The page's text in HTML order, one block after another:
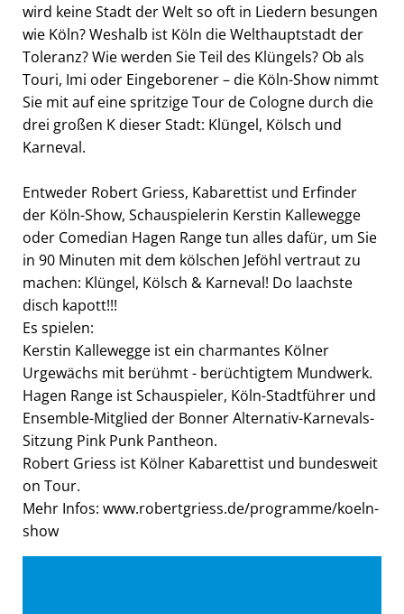
wird keine Stadt der Welt so oft in Liedern besungen
wie Köln? Weshalb ist Köln die Welthauptstadt der
Toleranz? Wie werden Sie Teil des Klüngels? Ob als
Touri, Imi oder Eingeborener – die Köln-Show nimmt
Sie mit auf eine spritzige Tour de Cologne durch die
drei großen K dieser Stadt: Klüngel, Kölsch und
Karneval.
Entweder Robert Griess, Kabarettist und Erfinder
der Köln-Show, Schauspielerin Kerstin Kallewegge
oder Comedian Hagen Range tun alles dafür, um Sie
in 90 Minuten mit dem kölschen Jeföhl vertraut zu
machen: Klüngel, Kölsch & Karneval! Do laachste
disch kapott!!!
Es spielen:
Kerstin Kallewegge ist ein charmantes Kölner
Urgewächs mit berühmt - berüchtigtem Mundwerk.
Hagen Range ist Schauspieler, Köln-Stadtführer und
Ensemble-Mitglied der Bonner Alternativ-Karnevals-
Sitzung Pink Punk Pantheon.
Robert Griess ist Kölner Kabarettist und bundesweit
on Tour.
Mehr Infos: www.robertgriess.de/programme/koeln-
show